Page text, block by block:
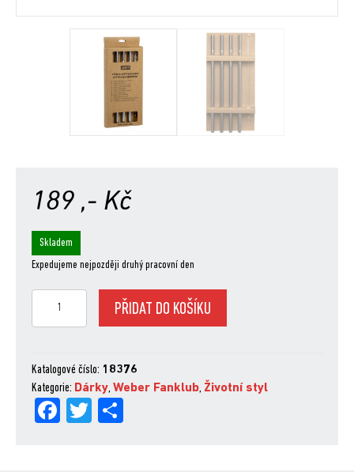
189 ,- Kč
Skladem
Expedujeme nejpozději druhý pracovní den
brčka,
4
ks
množství
PŘIDAT DO KOŠÍKU
Katalogové číslo: 18376
Kategorie: Dárky, Weber Fanklub, Životní styl
Fa
Tw